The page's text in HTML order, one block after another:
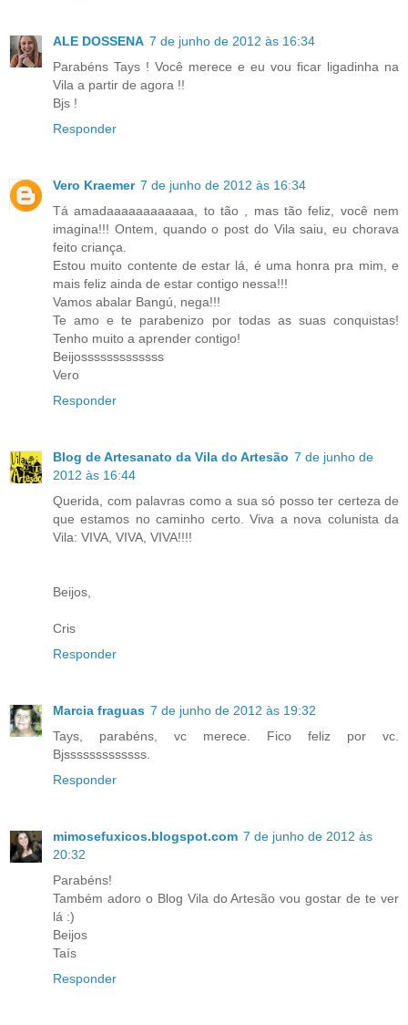
ALE DOSSENA 7 de junho de 2012 às 16:34
Parabéns Tays ! Você merece e eu vou ficar ligadinha na
Vila a partir de agora !!
Bjs !
Responder
Vero Kraemer 7 de junho de 2012 às 16:34
Tá amadaaaaaaaaaaaa, to tão , mas tão feliz, você nem
imagina!!! Ontem, quando o post do Vila saiu, eu chorava
feito criança.
Estou muito contente de estar lá, é uma honra pra mim, e
mais feliz ainda de estar contigo nessa!!!
Vamos abalar Bangú, nega!!!
Te amo e te parabenizo por todas as suas conquistas!
Tenho muito a aprender contigo!
Beijosssssssssssss
Vero
Responder
Blog de Artesanato da Vila do Artesão 7 de junho de
2012 às 16:44
Querida, com palavras como a sua só posso ter certeza de
que estamos no caminho certo. Viva a nova colunista da
Vila: VIVA, VIVA, VIVA!!!!
Beijos,
Cris
Responder
Marcia fraguas 7 de junho de 2012 às 19:32
Tays, parabéns, vc merece. Fico feliz por vc.
Bjsssssssssssss.
Responder
mimosefuxicos.blogspot.com 7 de junho de 2012 às
20:32
Parabéns!
Também adoro o Blog Vila do Artesão vou gostar de te ver
lá :)
Beijos
Taís
Responder